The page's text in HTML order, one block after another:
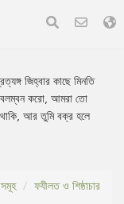
জিহ্বার কাছে মিনতি
করো, আমরা তো
আর তুমি বক্র হলে
ফযীলত ও শিষ্ঠাচার